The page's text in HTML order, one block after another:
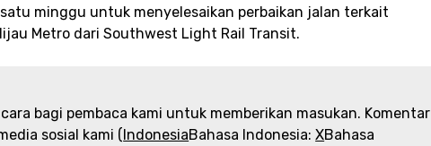
minggu untuk menyelesaikan perbaikan jalan terkait
Metro dari Southwest Light Rail Transit.
bagi pembaca kami untuk memberikan masukan. Komentar
sosial kami (IndonesiaBahasa Indonesia:XBahasa